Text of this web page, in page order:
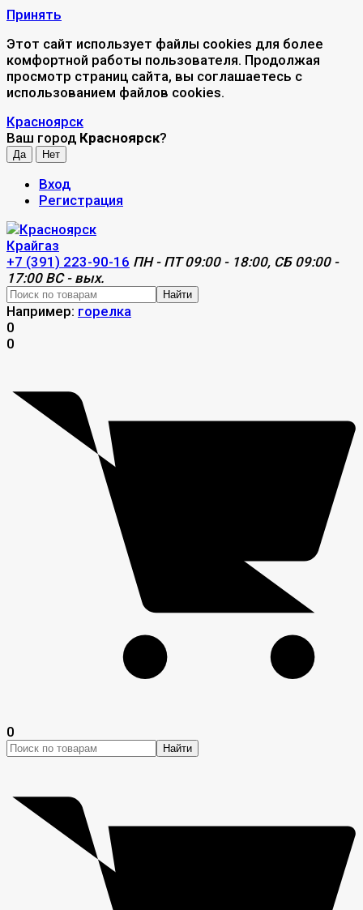
Принять
Этот сайт использует файлы cookies для более
комфортной работы пользователя. Продолжая
просмотр страниц сайта, вы соглашаетесь с
использованием файлов cookies.
Красноярск
Ваш город Красноярск?
Вход
Регистрация
+7 (391) 223-90-16 ПН - ПТ 09:00 - 18:00, СБ 09:00 -
17:00 ВС - вых.
Найти
Например: горелка
0
0
0
Найти